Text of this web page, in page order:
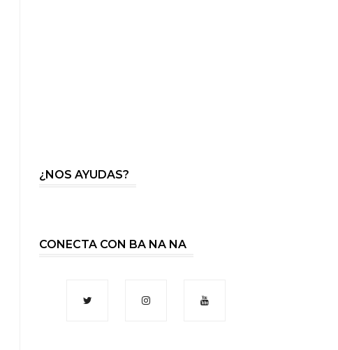
¿NOS AYUDAS?
CONECTA CON BA NA NA